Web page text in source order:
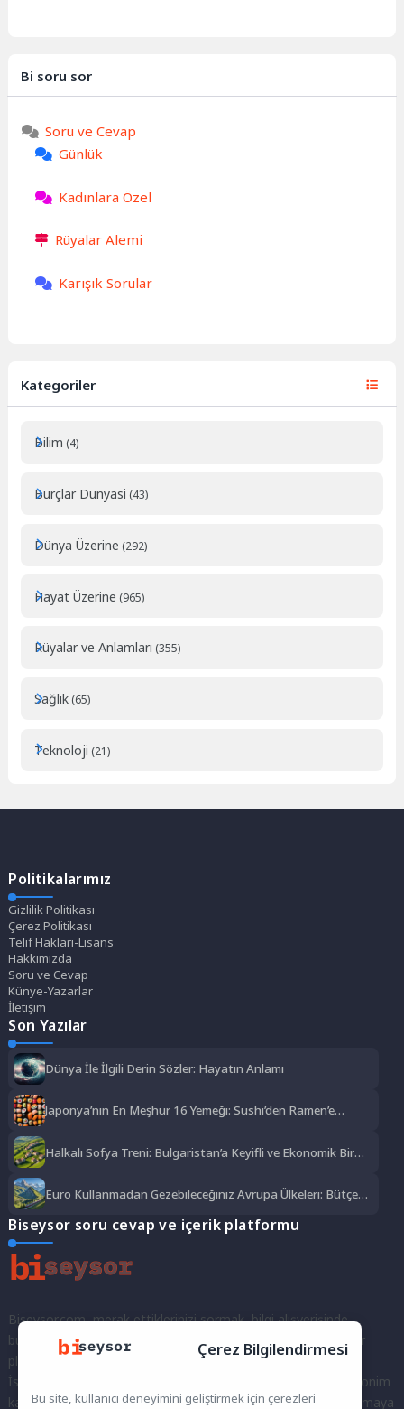
Bi soru sor
Soru ve Cevap
Günlük
Kadınlara Özel
Rüyalar Alemi
Karışık Sorular
Kategoriler
Bilim (4)
Burçlar Dunyasi (43)
Dünya Üzerine (292)
Hayat Üzerine (965)
Rüyalar ve Anlamları (355)
Sağlık (65)
Teknoloji (21)
Politikalarımız
Gizlilik Politikası
Çerez Politikası
Telif Hakları-Lisans
Hakkımızda
Soru ve Cevap
Künye-Yazarlar
İletişim
Son Yazılar
Dünya İle İlgili Derin Sözler: Hayatın Anlamı
Japonya’nın En Meşhur 16 Yemeği: Sushi’den Ramen’e
Halkalı Sofya Treni: Bulgaristan’a Keyifli ve Ekonomik Bir
Euro Kullanmadan Gezebileceğiniz Avrupa Ülkeleri: Bütçe
Biseysor soru cevap ve içerik platformu
Biseysor.com, merak ettiklerinizi sormak, bilgi alışverişinde
bulunmak ve fikirlerinizi paylaşmak için bir araya geldiğimiz bir
platformdur.
İster kayıtlı bir kullanıcı olarak topluluğumuza katılın, ister anonim
kalarak sorularınızı yöneltin; burada her türlü soruya ve tartışmaya
Çerez Bilgilendirmesi
Bu site, kullanıcı deneyimini geliştirmek için çerezleri